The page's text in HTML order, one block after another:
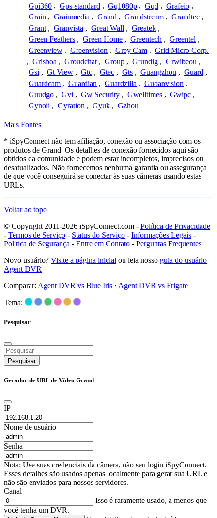
Gpi360 , Gps-standard , Gq1080p , Gqd , Grafeio ,
Grain , Grainmedia , Grand , Grandstream , Grandtec ,
Grant , Granvista , Great Wall , Greatek ,
Green Feathers , Green Home , Greentech , Greentel ,
Greenview , Greenvision , Grey Cam , Grid Micro Corp.
, Grisboa , Groudchat , Group , Grundig , Grwibeou ,
Gsi , Gt View , Gtc , Gtec , Gts , Guangzhou , Guard ,
Guardcam , Guardian , Guardzilla , Guoanvision ,
Guudgo , Gvi , Gw Security , Gwelltimes , Gwipc ,
Gynoii , Gyration , Gyuk , Gzhou
Mais Fontes
* iSpyConnect não tem afiliação, conexão ou associação com os
produtos de Grand. Os detalhes de conexão fornecidos aqui são
obtidos da comunidade e podem estar incompletos, imprecisos ou
desatualizados. Não fornecemos nenhuma garantia ou assegurança
de que você conseguirá se conectar às suas câmeras usando estas
URLs.
Voltar ao topo
© Copyright 2011-2026 iSpyConnect.com - Política de Privacidade
- Termos de Serviço - Status do Serviço - Informações Legais -
Política de Segurança - Entre em Contato - Perguntas Frequentes
Novo usuário? Visite a página inicial ou leia nosso guia do usuário
Agent DVR
Comparar: Agent DVR vs Blue Iris · Agent DVR vs Frigate
Tema:
Pesquisar
Pesquisar
Gerador de URL de Vídeo Grand
IP
Nome de usuário
Senha
Nota: Use suas credenciais da câmera, não seu login iSpyConnect.
Esses detalhes são usados apenas localmente para gerar sua URL e
não são enviados para nossos servidores.
Canal
Isso é raramente usado, a menos que
você tenha um DVR.